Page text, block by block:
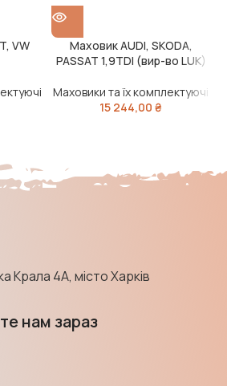
VW
Маховик AUDI, SKODА,
PASSAT 1,9TDI (вир-во LUK)
Маховики та їх комплектуючі
15 244,00₴
Крала 4А, місто Харків
нам зараз